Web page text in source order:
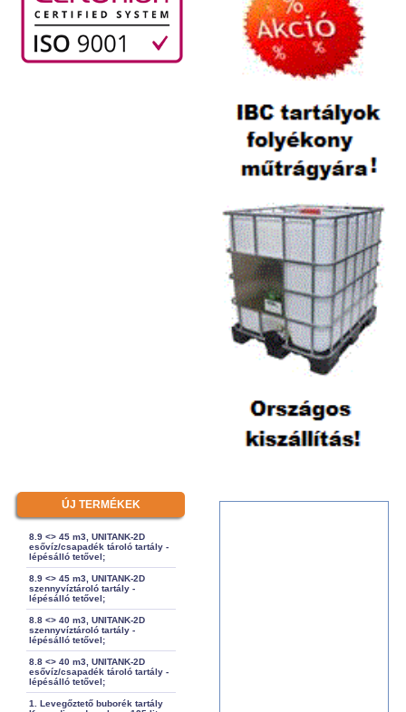
ÚJ TERMÉKEK
8.9 <> 45 m3, UNITANK-2D
esővíz/csapadék tároló tartály -
lépésálló tetővel;
8.9 <> 45 m3, UNITANK-2D
szennyvíztároló tartály -
lépésálló tetővel;
8.8 <> 40 m3, UNITANK-2D
szennyvíztároló tartály -
lépésálló tetővel;
8.8 <> 40 m3, UNITANK-2D
esővíz/csapadék tároló tartály -
lépésálló tetővel;
1. Levegőztető buborék tartály